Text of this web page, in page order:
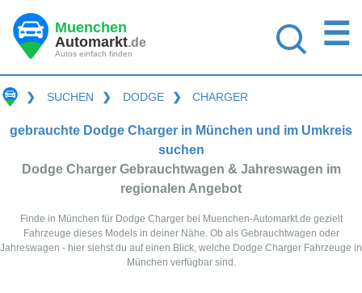
Muenchen
Automarkt.de
Autos einfach finden
☰
❯ SUCHEN ❯ DODGE ❯ CHARGER
gebrauchte Dodge Charger in München und im Umkreis
suchen
Dodge Charger Gebrauchtwagen & Jahreswagen im
regionalen Angebot
Finde in München für Dodge Charger bei Muenchen-Automarkt.de gezielt
Fahrzeuge dieses Models in deiner Nähe. Ob als Gebrauchtwagen oder
Jahreswagen - hier siehst du auf einen Blick, welche Dodge Charger Fahrzeuge in
München verfügbar sind.